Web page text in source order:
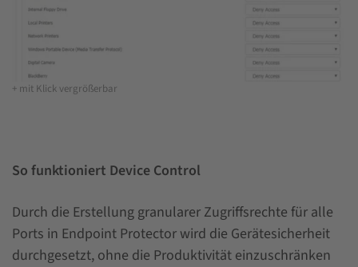
+ mit Klick vergrößerbar
So funktioniert Device Control
Durch die Erstellung granularer Zugriffsrechte für alle
Ports in Endpoint Protector wird die Gerätesicherheit
durchgesetzt, ohne die Produktivität einzuschränken